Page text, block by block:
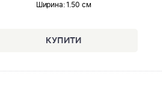
Ширина: 1.50 см